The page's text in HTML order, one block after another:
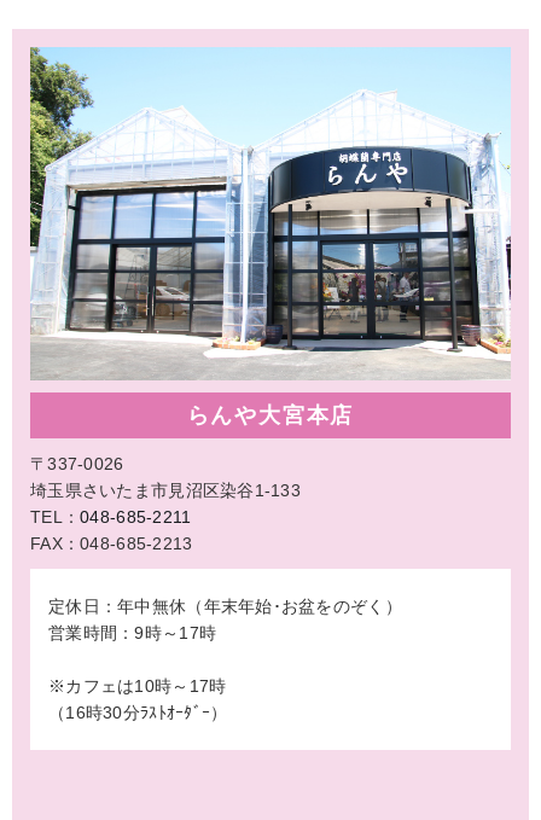
らんや大宮本店
〒337-0026
埼玉県さいたま市見沼区染谷1-133
TEL：048-685-2211
FAX：048-685-2213
定休日：年中無休（年末年始･お盆をのぞく）
営業時間：9時～17時
※カフェは10時～17時
（16時30分ﾗｽﾄｵｰﾀﾞｰ）